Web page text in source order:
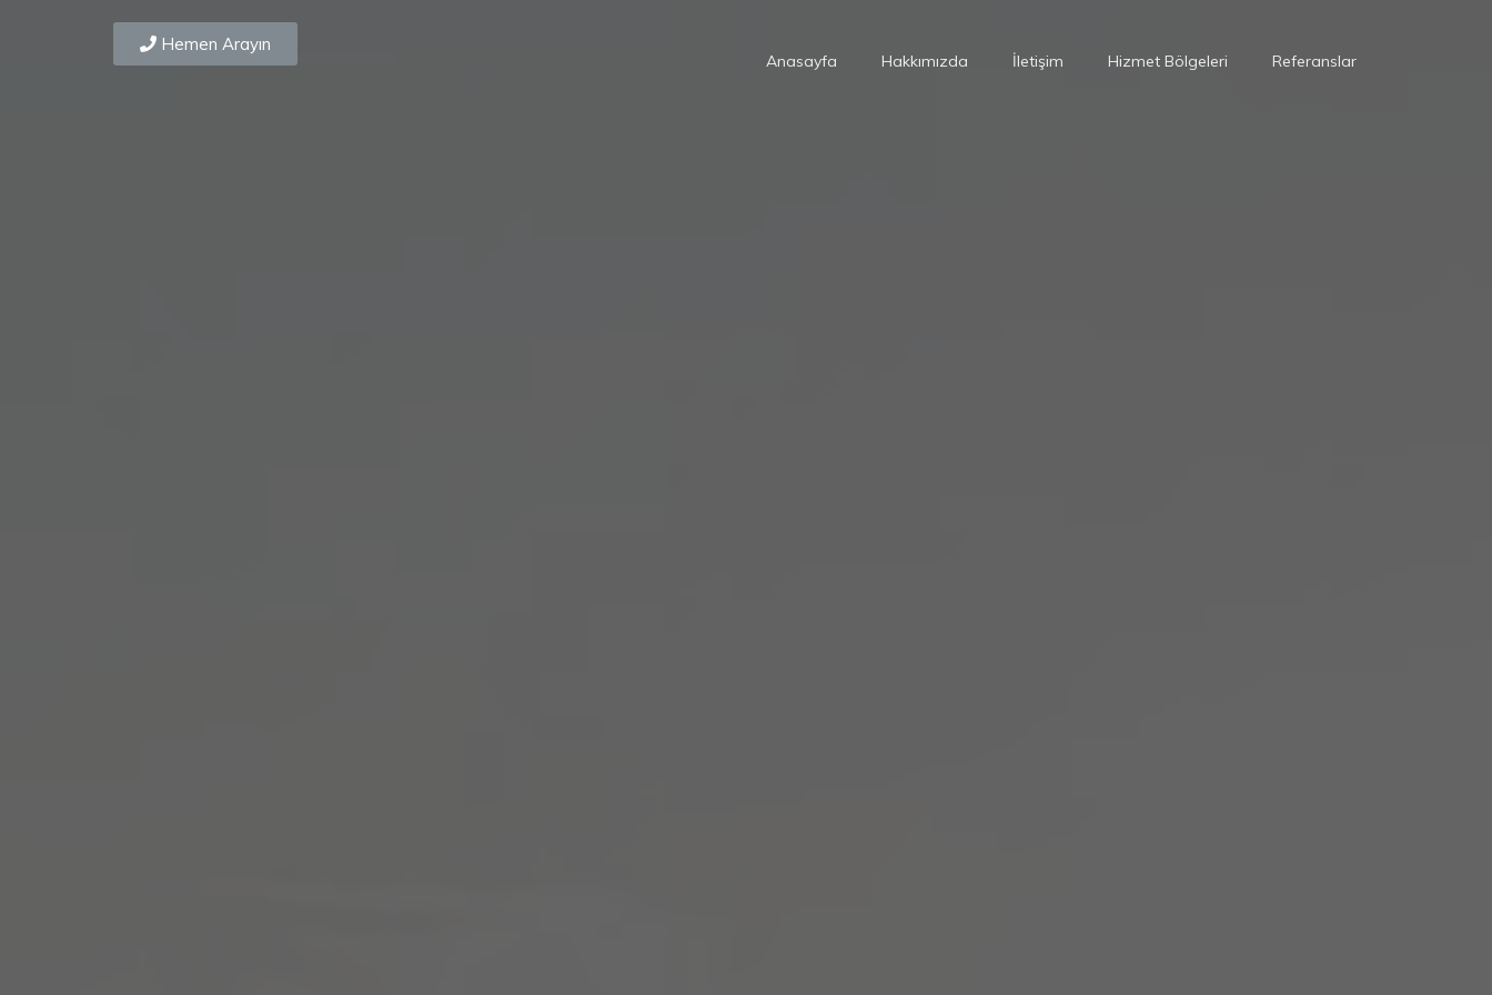
Hemen Arayın
Anasayfa Hakkımızda İletişim Hizmet Bölgeleri Referanslar